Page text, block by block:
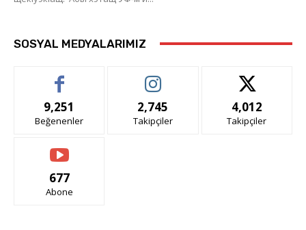
SOSYAL MEDYALARIMIZ
9,251
Beğenenler
2,745
Takipçiler
4,012
Takipçiler
677
Abone